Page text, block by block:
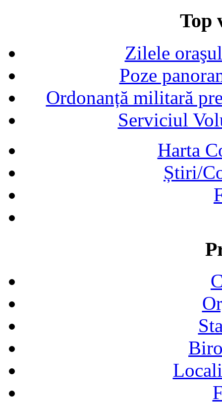
Top
Zilele
Poze
Ordonanță militară
Serviciul
Harta
Știri/